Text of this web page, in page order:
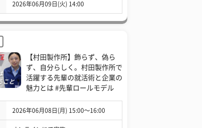
2026年06月09日(火) 14:00
【村田製作所】飾らず、偽ら
ず、自分らしく。村田製作所で
活躍する先輩の就活術と企業の
魅力とは #先輩ロールモデル
2026年06月08日(月) 15:00〜16:00